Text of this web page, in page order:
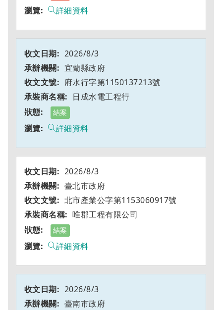
詳細資料
2026/8/3
宜蘭縣政府
府水行字第1150137213號
日成水電工程行
結案
詳細資料
2026/8/3
臺北市政府
北市產業公字第1153060917號
唯郡工程有限公司
結案
詳細資料
2026/8/3
臺南市政府